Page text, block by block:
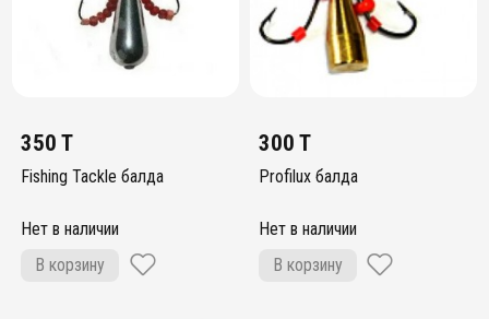
350 T
Fishing Tackle балда
Нет в наличии
В корзину
300 T
Profilux балда
Нет в наличии
В корзину